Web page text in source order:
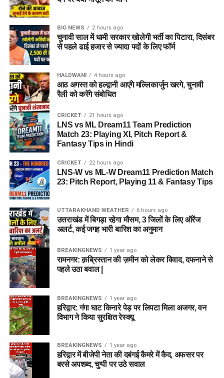
BIG NEWS 2 hours ago
चुनावी साल में धामी सरकार खोलेगी भर्ती का पिटारा, दिसंबर
से पहले ढाई हजार से ज्यादा पदों के लिए फॉर्म
HALDWANI 4 hours ago
आठ अगस्त को हल्द्वानी आएंगे मल्लिकार्जुन खरगे, चुनावी
रैली को करेंगे संबोधित
CRICKET 21 hours ago
LNS vs ML Dream11 Team Prediction
Match 23: Playing XI, Pitch Report &
Fantasy Tips in Hindi
CRICKET 22 hours ago
LNS-W vs ML-W Dream11 Prediction Match
23: Pitch Report, Playing 11 & Fantasy Tips
UTTARAKHAND WEATHER 6 hours ago
उत्तराखंड में बिगड़ा रहेगा मौसम, 3 जिलों के लिए ऑरेंज
अलर्ट, कई जगह भारी बारिश का अनुमान
BREAKINGNEWS 1 year ago
रामनगर: क़ब्रिस्तान की ज़मीन को लेकर विवाद, दफनाने से
पहले उठा बवाल |
BREAKINGNEWS 1 year ago
हरिद्वार: गंगा घाट किनारे पेड़ पर लिपटा मिला अजगर, वन
विभाग ने किया सुरक्षित रेस्क्यू
BREAKINGNEWS 1 year ago
हरिद्वार में बीजेपी नेता की दबंगई कैमरे में कैद, अफसर पर
बरसे अपशब्द, चुप्पी पर उठे सवाल